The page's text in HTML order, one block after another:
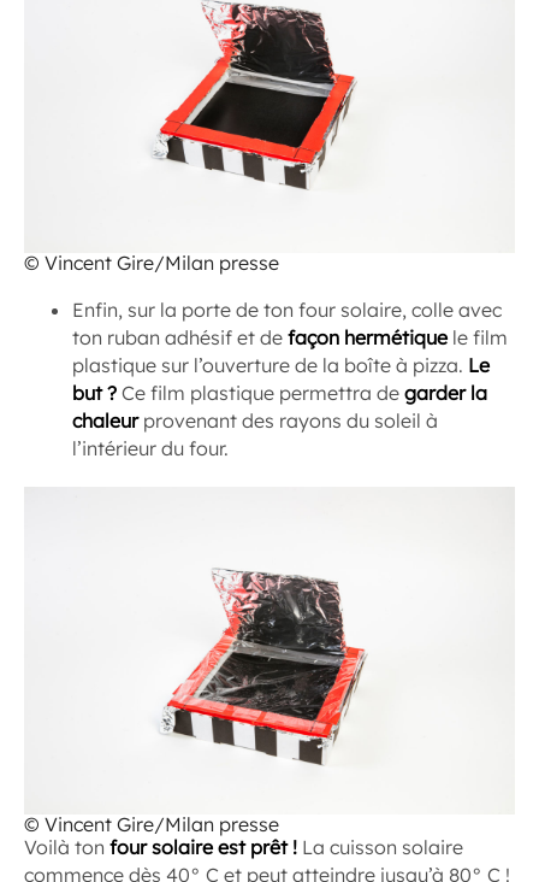
© Vincent Gire/Milan presse
Enfin, sur la porte de ton four solaire, colle avec
ton ruban adhésif et de façon hermétiquele film
plastique sur l’ouverture de la boîte à pizza. Le
but ? Ce film plastique permettra de garder la
chaleurprovenant des rayons du soleil à
l’intérieur du four.
© Vincent Gire/Milan presse
Voilà ton four solaire est prêt ! La cuisson solaire
commence dès 40° C et peut atteindre jusqu’à 80° C !